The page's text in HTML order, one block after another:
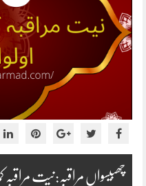
چھبیسواں مراقبہ:نیت مراقبہ